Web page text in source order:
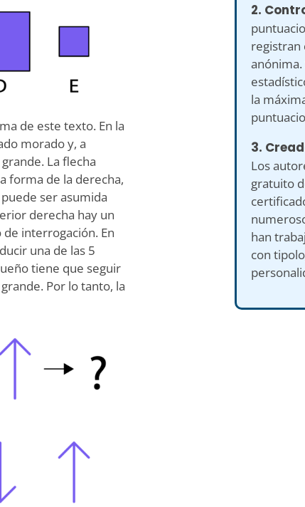
de este texto. En la
morado y, a
La flecha
forma de la derecha,
ser asumida
derecha hay un
interrogación. En
una de las 5
tiene que seguir
Por lo tanto, la
2.
registran
anónima.
la
3.
Los
gratuito
han
con